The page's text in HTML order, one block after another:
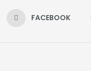
FACEBOOK